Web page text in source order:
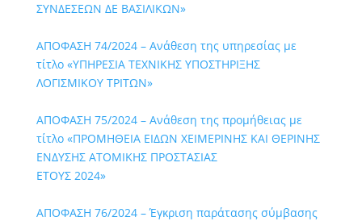
ΣΥΝΔΕΣΕΩΝ ΔΕ ΒΑΣΙΛΙΚΩΝ»
ΑΠΟΦΑΣΗ 74/2024 – Ανάθεση της υπηρεσίας με
τίτλο «ΥΠΗΡΕΣΙΑ ΤΕΧΝΙΚΗΣ ΥΠΟΣΤΗΡΙΞΗΣ
ΛΟΓΙΣΜΙΚΟΥ ΤΡΙΤΩΝ»
ΑΠΟΦΑΣΗ 75/2024 – Ανάθεση της προμήθειας με
τίτλο «ΠΡΟΜΗΘΕΙΑ ΕΙΔΩΝ ΧΕΙΜΕΡΙΝΗΣ ΚΑΙ ΘΕΡΙΝΗΣ
ΕΝΔΥΣΗΣ ΑΤΟΜΙΚΗΣ ΠΡΟΣΤΑΣΙΑΣ
ΕΤΟΥΣ 2024»
ΑΠΟΦΑΣΗ 76/2024 – Έγκριση παράτασης σύμβασης